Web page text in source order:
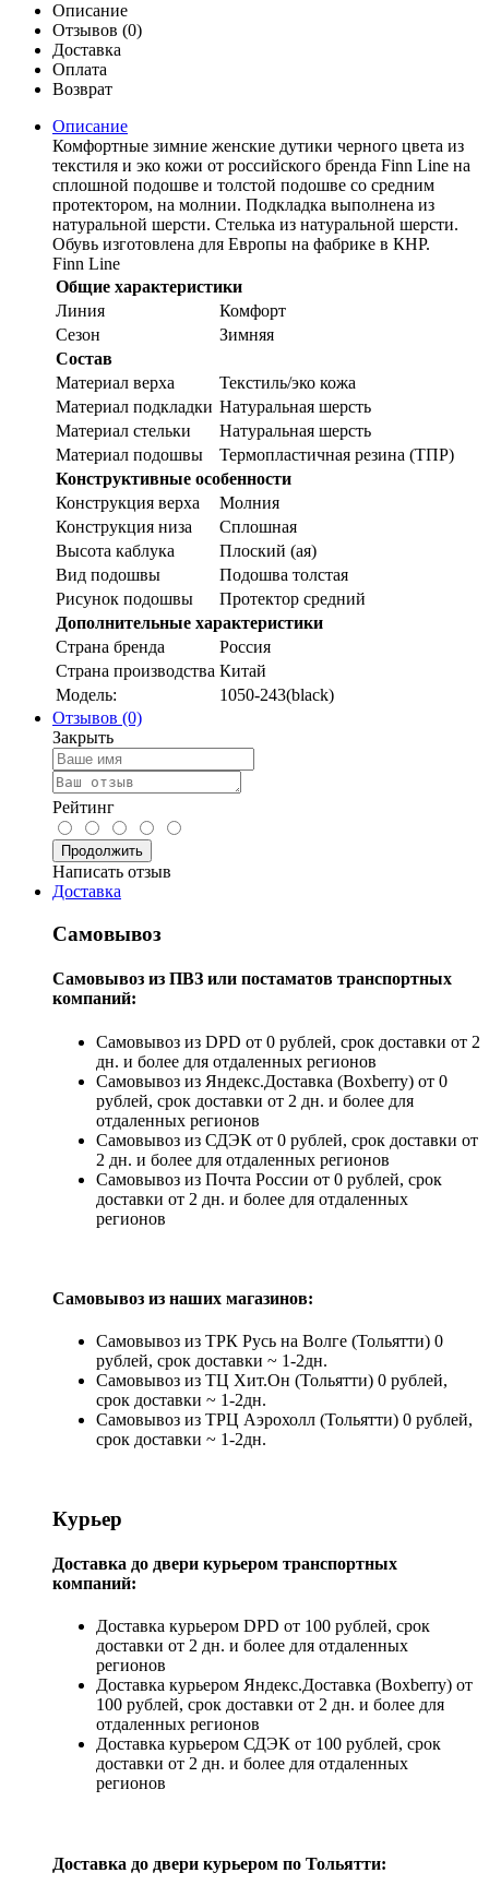
Описание
Отзывов (0)
Доставка
Оплата
Возврат
Описание
Комфортные зимние женские дутики черного цвета из
текстиля и эко кожи от российского бренда Finn Line на
сплошной подошве и толстой подошве со средним
протектором, на молнии. Подкладка выполнена из
натуральной шерсти. Стелька из натуральной шерсти.
Обувь изготовлена для Европы на фабрике в КНР.
Finn Line
Общие характеристики
Линия
Комфорт
Сезон
Зимняя
Состав
Материал верха
Текстиль/эко кожа
Материал подкладки Натуральная шерсть
Материал стельки
Натуральная шерсть
Материал подошвы
Термопластичная резина (ТПР)
Конструктивные особенности
Конструкция верха
Молния
Конструкция низа
Сплошная
Высота каблука
Плоский (ая)
Вид подошвы
Подошва толстая
Рисунок подошвы
Протектор средний
Дополнительные характеристики
Страна бренда
Россия
Страна производства Китай
Модель:
1050-243(black)
Отзывов (0)
Закрыть
Рейтинг
Продолжить
Написать отзыв
Доставка
Самовывоз
Самовывоз из ПВЗ или постаматов транспортных
компаний:
Самовывоз из DPD от 0 рублей, срок доставки от 2
дн. и более для отдаленных регионов
Самовывоз из Яндекс.Доставка (Boxberry) от 0
рублей, срок доставки от 2 дн. и более для
отдаленных регионов
Самовывоз из СДЭК от 0 рублей, срок доставки от
2 дн. и более для отдаленных регионов
Самовывоз из Почта России от 0 рублей, срок
доставки от 2 дн. и более для отдаленных
регионов
Самовывоз из наших магазинов:
Самовывоз из ТРК Русь на Волге (Тольятти) 0
рублей, срок доставки ~ 1-2дн.
Самовывоз из ТЦ Хит.Он (Тольятти) 0 рублей,
срок доставки ~ 1-2дн.
Самовывоз из ТРЦ Аэрохолл (Тольятти) 0 рублей,
срок доставки ~ 1-2дн.
Курьер
Доставка до двери курьером транспортных
компаний:
Доставка курьером DPD от 100 рублей, срок
доставки от 2 дн. и более для отдаленных
регионов
Доставка курьером Яндекс.Доставка (Boxberry) от
100 рублей, срок доставки от 2 дн. и более для
отдаленных регионов
Доставка курьером СДЭК от 100 рублей, срок
доставки от 2 дн. и более для отдаленных
регионов
Доставка до двери курьером по Тольятти: